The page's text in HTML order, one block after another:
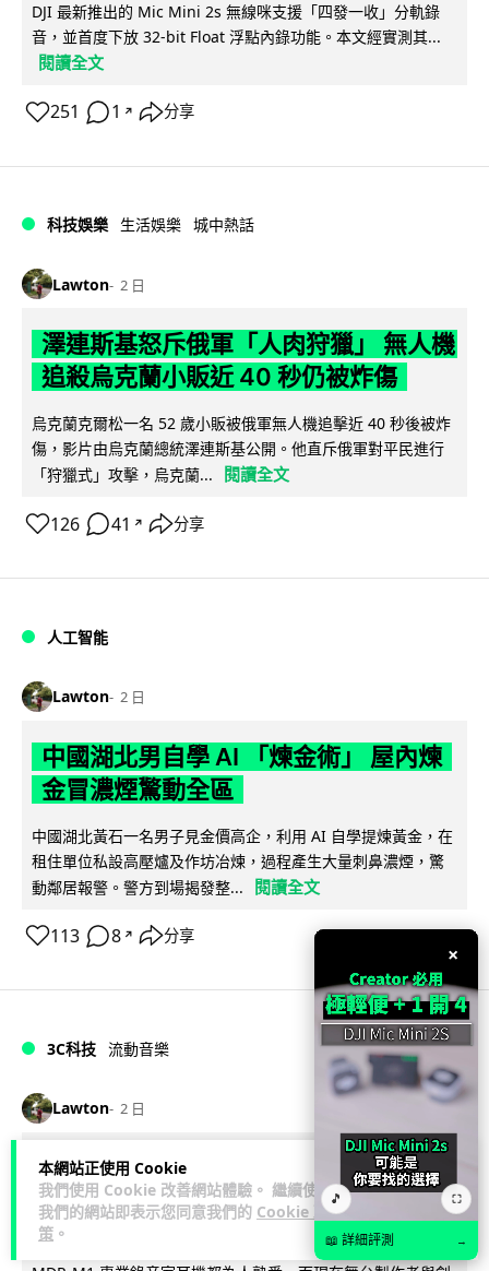
本網站正使用 Cookie
我們使用 Cookie 改善網站體驗。 繼續使用
我們的網站即表示您同意我們的 Cookie 政
策 。
DJI 最新推出的 Mic Mini 2s 無線咪支援「四發一收」分軌錄
音，並首度下放 32-bit Float 浮點內錄功能。本文經實測其...
閱讀全文
251 1 ↗ 分享
科技娛樂 生活娛樂 城中熱話
Lawton 2 日
澤連斯基怒斥俄軍「人肉狩獵」 無人機
追殺烏克蘭小販近 40 秒仍被炸傷
烏克蘭克爾松一名 52 歲小販被俄軍無人機追擊近 40 秒後被炸
傷，影片由烏克蘭總統澤連斯基公開。他直斥俄軍對平民進行
「狩獵式」攻擊，烏克蘭...
閱讀全文
126 41 ↗ 分享
人工智能
Lawton 2 日
中國湖北男自學 AI 「煉金術」 屋內煉
金冒濃煙驚動全區
中國湖北黃石一名男子見金價高企，利用 AI 自學提煉黃金，在
租住單位私設高壓爐及作坊冶煉，過程產生大量刺鼻濃煙，驚
動鄰居報警。警方到場揭發整...
閱讀全文
113 8 ↗ 分享
3C科技 流動音樂
Lawton 2 日 89
【評測】Sony IER-M500 入耳式監聽
耳機：現場拍攝、後製監聽與人聲利器
談到專業混音專用的聲音監聽耳機，Sony 經典 MDR-7506 到
×
🎵 ⛶
📖 詳細評測 →